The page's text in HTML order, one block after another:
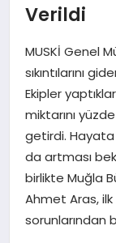
SIYASET
KÖŞE YAZILARI
YAŞAM
Verildi
MUSKİ Genel
sıkıntılarını
Ekipler
miktarını
getirdi.
da artması
birlikte Muğla
Ahmet Aras,
sorunlarından